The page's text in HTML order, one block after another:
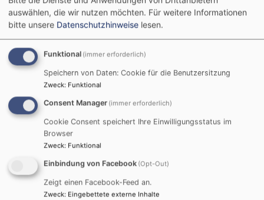
Hauptnavigation
Startseite Kirchenvorstand
Kirchenvorstand
Kirchenvorstand St.
Johannis
auswählen, die wir nutzen möchten. Für weitere Informationen
bitte unsere Datenschutzhinweise lesen.
Funktional (immer erforderlich)
Speichern von Daten: Cookie für die Benutzersitzung
Zweck: Funktional
Consent Manager (immer erforderlich)
Cookie Consent speichert Ihre Einwilligungsstatus im
Browser
Zweck: Funktional
Einbindung von Facebook (Opt-Out)
Zeigt einen Facebook-Feed an.
Zweck: Eingebettete externe Inhalte